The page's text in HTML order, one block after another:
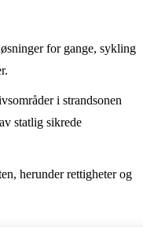
for gange, sykling
i strandsonen
statlig sikrede
herunder rettigheter og